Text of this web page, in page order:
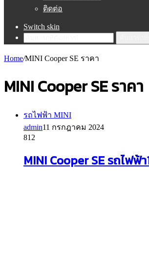
ติดต่อ
Switch skin
Home/MINI Cooper SE ราคา
MINI Cooper SE ราคา
รถไฟฟ้า MINI
admin11 กรกฎาคม 2024
812
MINI Cooper SE รถไฟฟ้